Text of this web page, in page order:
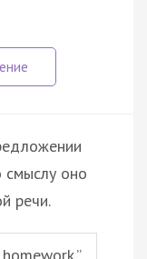
смыслу оно
речи.